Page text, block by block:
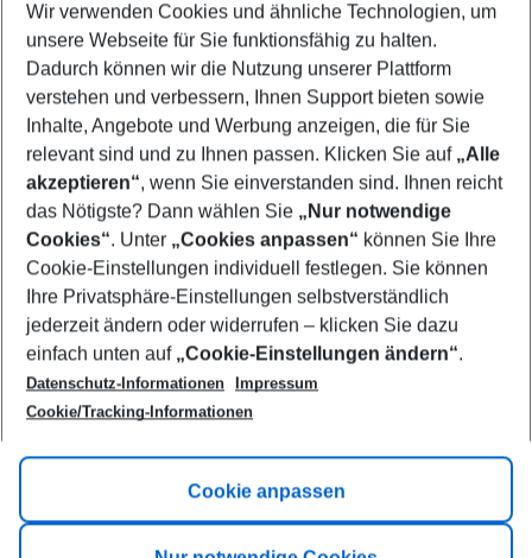
Select your date range
12/08/26–10/08/27 5-8 nights
Who will travel
2 adults No children
Show more filter
Footer
Footer navigation
Title A
Link A
Wir verwenden Cookies und ähnliche Technologien, um
unsere Webseite für Sie funktionsfähig zu halten.
Dadurch können wir die Nutzung unserer Plattform
verstehen und verbessern, Ihnen Support bieten sowie
Inhalte, Angebote und Werbung anzeigen, die für Sie
relevant sind und zu Ihnen passen. Klicken Sie auf „Alle
akzeptieren“, wenn Sie einverstanden sind. Ihnen reicht
das Nötigste? Dann wählen Sie „Nur notwendige
Cookies“. Unter „Cookies anpassen“ können Sie Ihre
Cookie-Einstellungen individuell festlegen. Sie können
Ihre Privatsphäre-Einstellungen selbstverständlich
jederzeit ändern oder widerrufen – klicken Sie dazu
einfach unten auf „Cookie-Einstellungen ändern“.
Datenschutz-Informationen
Impressum
Cookie/Tracking-Informationen
Cookie anpassen